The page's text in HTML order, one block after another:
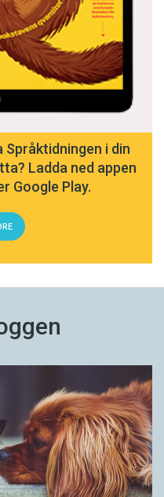
Språktidningen i din
Ladda ned appen
Google Play.